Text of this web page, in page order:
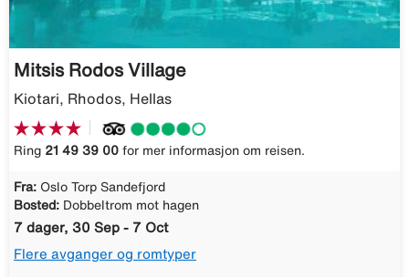
Mitsis Rodos Village
Kiotari, Rhodos, Hellas
Ring 21 49 39 00 for mer informasjon om reisen.
Fra: Oslo Torp Sandefjord
Bosted: Dobbeltrom mot hagen
7 dager, 30 Sep - 7 Oct
Flere avganger og romtyper